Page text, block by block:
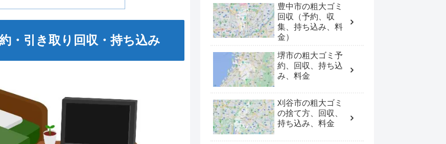
・引き取り回収・持ち込み
豊中市の粗大ゴミ
回収（予約、収
集、持ち込み、料
金）
堺市の粗大ゴミ予
約、回収、持ち込
み、料金
刈谷市の粗大ゴミ
の捨て方、回収、
持ち込み、料金